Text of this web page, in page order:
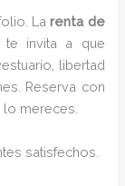
Larenta de
te invita a que
libertad
Reserva con
lo mereces.
satisfechos.